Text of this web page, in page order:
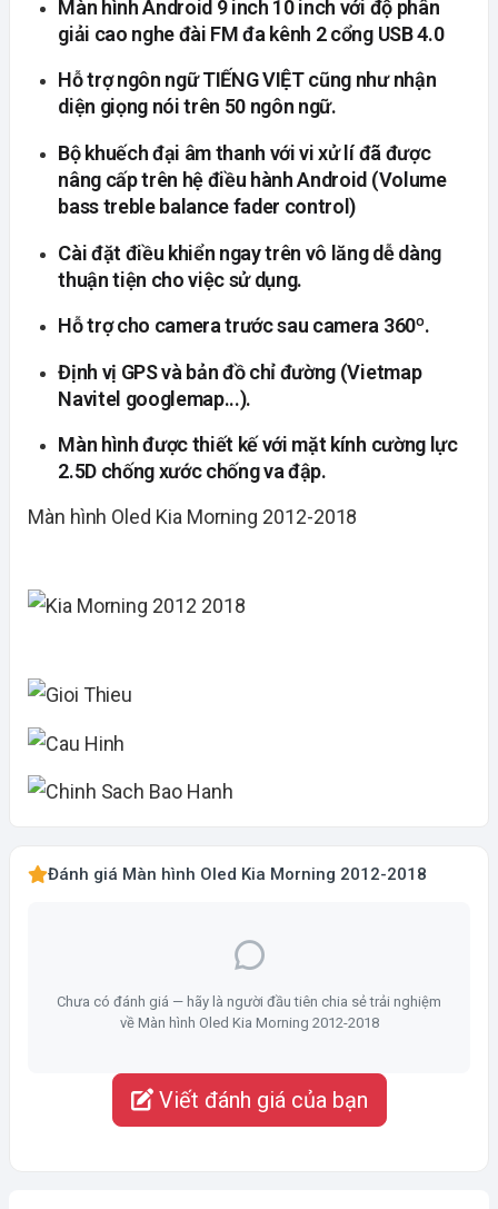
Màn hình Android 9 inch 10 inch với độ phân
giải cao nghe đài FM đa kênh 2 cổng USB 4.0
Hỗ trợ ngôn ngữ TIẾNG VIỆT cũng như nhận
diện giọng nói trên 50 ngôn ngữ.
Bộ khuếch đại âm thanh với vi xử lí đã được
nâng cấp trên hệ điều hành Android (Volume
bass treble balance fader control)
Cài đặt điều khiển ngay trên vô lăng dễ dàng
thuận tiện cho việc sử dụng.
Hỗ trợ cho camera trước sau camera 360º.
Định vị GPS và bản đồ chỉ đường (Vietmap
Navitel googlemap...).
Màn hình được thiết kế với mặt kính cường lực
2.5D chống xước chống va đập.
Màn hình Oled Kia Morning 2012-2018
Đánh giá Màn hình Oled Kia Morning 2012-2018
Chưa có đánh giá — hãy là người đầu tiên chia sẻ trải nghiệm
về Màn hình Oled Kia Morning 2012-2018
Viết đánh giá của bạn